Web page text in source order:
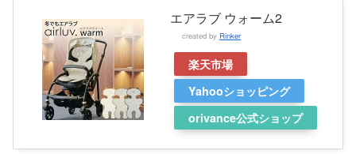
エアラブ ウォーム2
created by Rinker
楽天市場
Yahooショッピング
orivance公式ショップ